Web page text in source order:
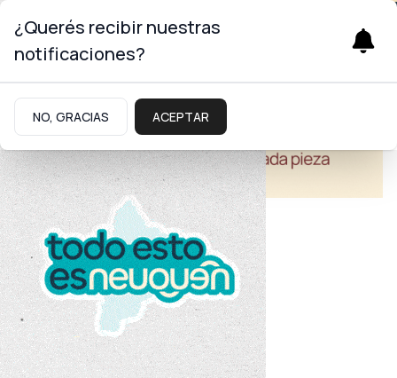
Economía
Inversiones
¿Querés recibir nuestras
notificaciones?
NO, GRACIAS ACEPTAR